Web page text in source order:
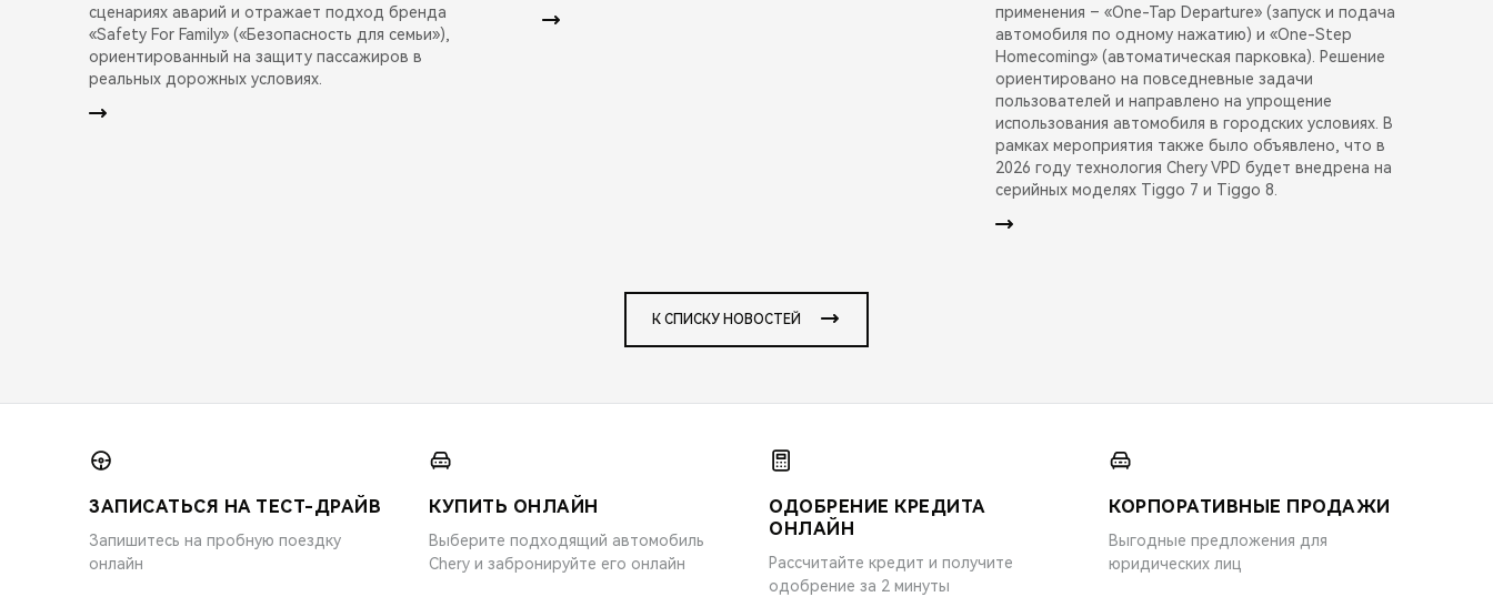
сценариях аварий и отражает подход бренда
«Safety For Family» («Безопасность для семьи»),
ориентированный на защиту пассажиров в
реальных дорожных условиях.
применения – «One-Tap Departure» (запуск и подача
автомобиля по одному нажатию) и «One-Step
Homecoming» (автоматическая парковка). Решение
ориентировано на повседневные задачи
пользователей и направлено на упрощение
использования автомобиля в городских условиях. В
рамках мероприятия также было объявлено, что в
2026 году технология Chery VPD будет внедрена на
серийных моделях Tiggo 7 и Tiggo 8.
К СПИСКУ НОВОСТЕЙ
ЗАПИСАТЬСЯ НА ТЕСТ-ДРАЙВ
Запишитесь на пробную поездку
онлайн
КУПИТЬ ОНЛАЙН
Выберите подходящий автомобиль
Chery и забронируйте его онлайн
ОДОБРЕНИЕ КРЕДИТА
ОНЛАЙН
Рассчитайте кредит и получите
одобрение за 2 минуты
КОРПОРАТИВНЫЕ ПРОДАЖИ
Выгодные предложения для
юридических лиц